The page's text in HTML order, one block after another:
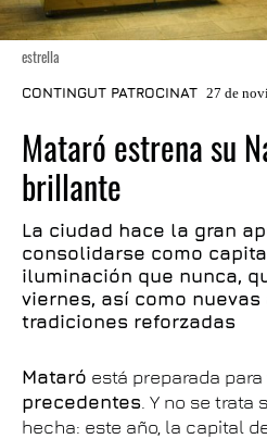
estrella
CONTINGUT PATROCINAT 27 de
Mataró estrena su
brillante
La ciudad hace la gran
consolidarse como
iluminación que nunca,
viernes, así como
tradiciones reforzadas
Mataró está preparada
precedentes. Y no se trata
hecha: este año, la capital